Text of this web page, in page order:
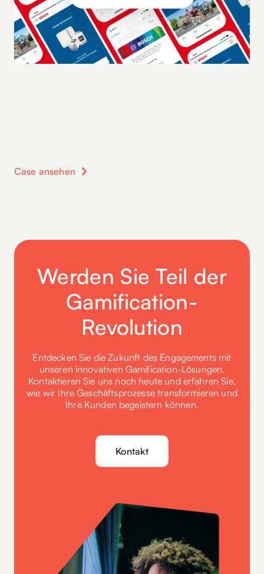
Case ansehen 
Werden Sie Teil der
Gamification-
Revolution
Entdecken Sie die Zukunft des Engagements mit
unseren innovativen Gamification-Lösungen.
Kontaktieren Sie uns noch heute und erfahren Sie,
wie wir Ihre Geschäftsprozesse transformieren und
Ihre Kunden begeistern können.
Kontakt